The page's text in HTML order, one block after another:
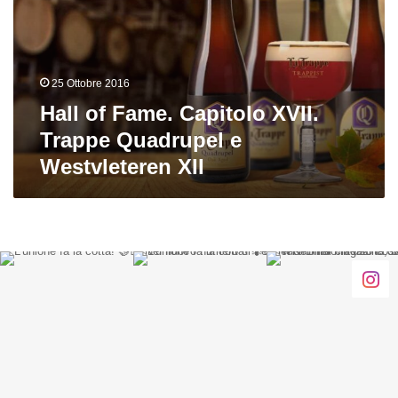
Quadrupel
Westvleteren
XII
25 Ottobre 2016
Hall of Fame. Capitolo XVII.
Trappe Quadrupel e
Westvleteren XII